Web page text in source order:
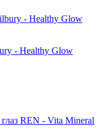
- Healthy Glow